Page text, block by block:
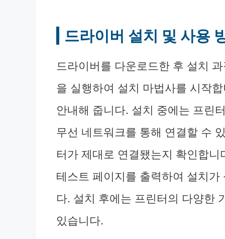
드라이버 설치 및 사용
드라이버를 다운로드한 후 설치
을 실행하여 설치 마법사를 시작
안내해 줍니다. 설치 중에는 프린
무선 네트워크를 통해 연결할 수
터가 제대로 연결됐는지 확인합
테스트 페이지를 출력하여 설치
다. 설치 후에는 프린터의 다양한
있습니다.